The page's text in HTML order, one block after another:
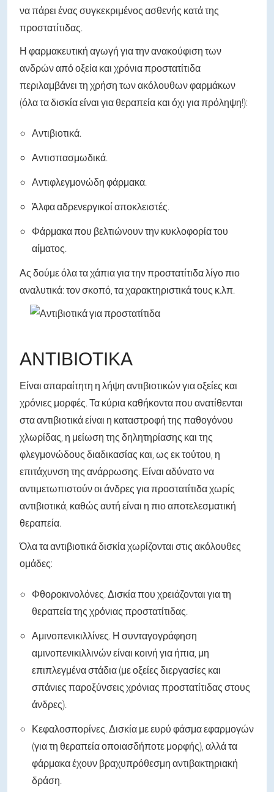
να πάρει ένας συγκεκριμένος ασθενής κατά της
προστατίτιδας.
Η φαρμακευτική αγωγή για την ανακούφιση των
ανδρών από οξεία και χρόνια προστατίτιδα
περιλαμβάνει τη χρήση των ακόλουθων φαρμάκων
(όλα τα δισκία είναι για θεραπεία και όχι για πρόληψη!):
Αντιβιοτικά.
Αντισπασμωδικά.
Αντιφλεγμονώδη φάρμακα.
Άλφα αδρενεργικοί αποκλειστές.
Φάρμακα που βελτιώνουν την κυκλοφορία του
αίματος.
Ας δούμε όλα τα χάπια για την προστατίτιδα λίγο πιο
αναλυτικά: τον σκοπό, τα χαρακτηριστικά τους κ.λπ.
ΑΝΤΙΒΙΟΤΙΚΆ
Είναι απαραίτητη η λήψη αντιβιοτικών για οξείες και
χρόνιες μορφές. Τα κύρια καθήκοντα που ανατίθενται
στα αντιβιοτικά είναι η καταστροφή της παθογόνου
χλωρίδας, η μείωση της δηλητηρίασης και της
φλεγμονώδους διαδικασίας και, ως εκ τούτου, η
επιτάχυνση της ανάρρωσης. Είναι αδύνατο να
αντιμετωπιστούν οι άνδρες για προστατίτιδα χωρίς
αντιβιοτικά, καθώς αυτή είναι η πιο αποτελεσματική
θεραπεία.
Όλα τα αντιβιοτικά δισκία χωρίζονται στις ακόλουθες
ομάδες:
Φθοροκινολόνες. Δισκία που χρειάζονται για τη
θεραπεία της χρόνιας προστατίτιδας.
Αμινοπενικιλλίνες. Η συνταγογράφηση
αμινοπενικιλλινών είναι κοινή για ήπια, μη
επιπλεγμένα στάδια (με οξείες διεργασίες και
σπάνιες παροξύνσεις χρόνιας προστατίτιδας στους
άνδρες).
Κεφαλοσπορίνες. Δισκία με ευρύ φάσμα εφαρμογών
(για τη θεραπεία οποιασδήποτε μορφής), αλλά τα
φάρμακα έχουν βραχυπρόθεσμη αντιβακτηριακή
δράση.